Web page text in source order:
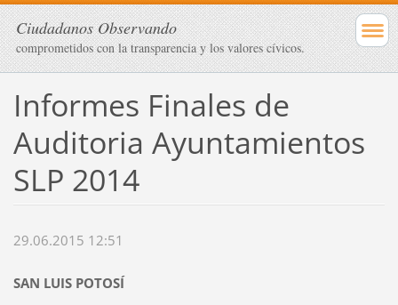
Ciudadanos Observando
comprometidos con la transparencia y los valores cívicos.
Informes Finales de
Auditoria Ayuntamientos
SLP 2014
29.06.2015 12:51
SAN LUIS POTOSÍ